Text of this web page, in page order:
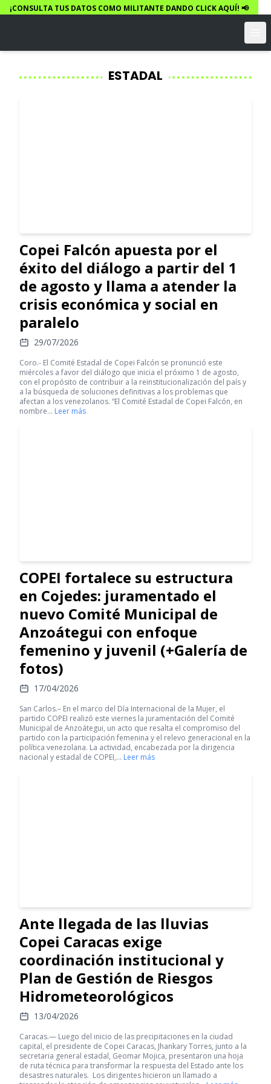
¡CONSULTA TUS DATOS COMO MILITANTE DANDO CLICK AQUÍ! 📢
ESTADAL
Copei Falcón apuesta por el
éxito del diálogo a partir del 1
de agosto y llama a atender la
crisis económica y social en
paralelo
29/07/2026
Coro.- El Comité Estadal de Copei Falcón se pronunció este
miércoles a favor del diálogo que inicia el próximo 1 de agosto,
con el propósito de contribuir a la reinstitucionalización del país y
a la búsqueda de soluciones definitivas a los problemas que
afectan a los venezolanos. “El Comité Estadal de Copei Falcón, en
nombre… Leer más
COPEI fortalece su estructura
en Cojedes: juramentado el
nuevo Comité Municipal de
Anzoátegui con enfoque
femenino y juvenil (+Galería de
fotos)
17/04/2026
San Carlos.– En el marco del Día Internacional de la Mujer, el
partido COPEI realizó este viernes la juramentación del Comité
Municipal de Anzoátegui, un acto que resalta el compromiso del
partido con la participación femenina y el relevo generacional en la
política venezolana. La actividad, encabezada por la dirigencia
nacional y estadal de COPEI,… Leer más
Ante llegada de las lluvias
Copei Caracas exige
coordinación institucional y
Plan de Gestión de Riesgos
Hidrometeorológicos
13/04/2026
Caracas.— Luego del inicio de las precipitaciones en la ciudad
capital, el presidente de Copei Caracas, Jhankary Torres, junto a la
secretaria general estadal, Geomar Mojica, presentaron una hoja
de ruta técnica para transformar la respuesta del Estado ante los
desastres naturales. ‎ Los dirigentes hicieron un llamado a